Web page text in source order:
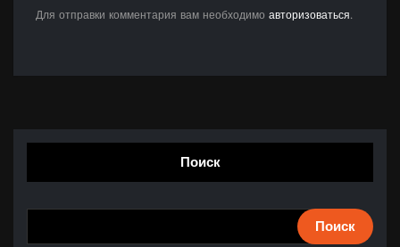
Для отправки комментария вам необходимо авторизоваться.
Поиск
Поиск